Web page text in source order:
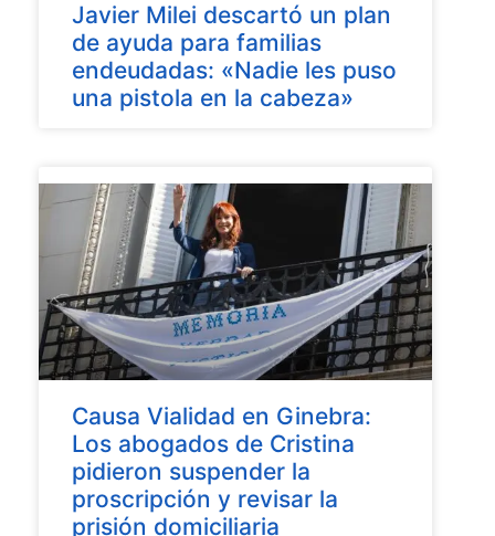
Javier Milei descartó un plan
de ayuda para familias
endeudadas: «Nadie les puso
una pistola en la cabeza»
Causa Vialidad en Ginebra:
Los abogados de Cristina
pidieron suspender la
proscripción y revisar la
prisión domiciliaria